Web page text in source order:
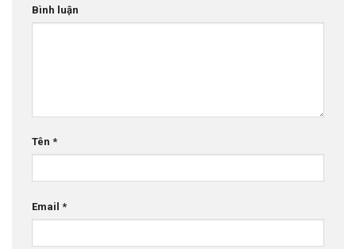
Bình luận
Tên *
Email *